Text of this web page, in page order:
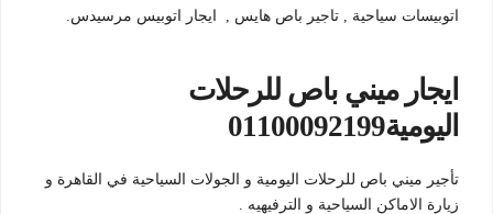
اتوبيسات سياحية , تاجير باص هايس , ايجار اتوبيس مرسيدس.
ايجار ميني باص للرحلات
اليومية01100092199
تأجير ميني باص للرحلات اليومية و الجولات السياحية في القاهرة و
زيارة الاماكن السياحية و الترفيهيه .